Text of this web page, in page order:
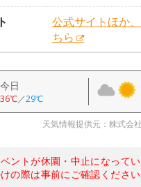
公式サイトほか
ちら
今日
36℃／29℃
天気情報提供元：株式会
ントが休園・中止になって
の際は事前にご確認ください